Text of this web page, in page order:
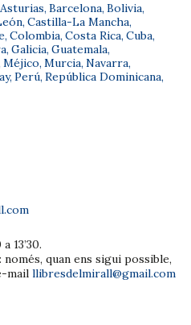
Asturias, Barcelona, Bolivia,
, Castilla-La Mancha,
, Colombia, Costa Rica, Cuba,
, Galicia, Guatemala,
Méjico, Murcia, Navarra,
, Perú, República Dominicana,
13’30.
quan ens sigui possible,
mail llibresdelmirall@gmail.com